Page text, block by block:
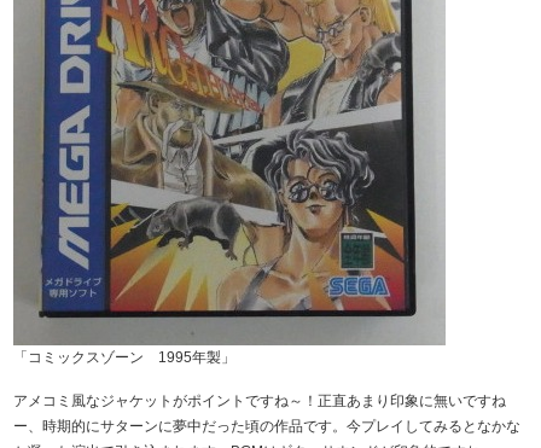
「コミックスゾーン 1995年製」
アメコミ風なジャケットがポイントですね～！正直あまり印象に無いですね
ー、時期的にサターンに夢中だった頃の作品です。今プレイしてみるとなかな